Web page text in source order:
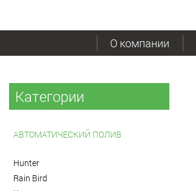
О компании
Категории
АВТОМАТИЧЕСКИЙ ПОЛИВ
Hunter
Rain Bird